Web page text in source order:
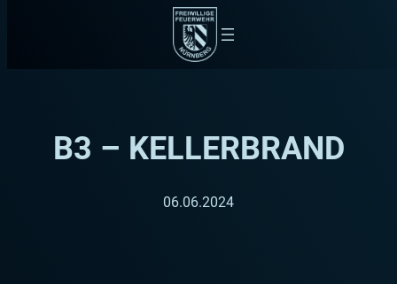
B3 – KELLERBRAND
06.06.2024